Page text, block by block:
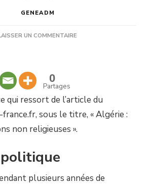
GENEADM
UN COMMENTAIRE
0
Partages
qui ressort de l’article du
sous le titre, « Algérie :
non religieuses ».
plusieurs années de